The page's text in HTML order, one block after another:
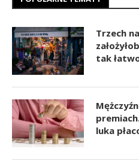
Trzech
tak
luka